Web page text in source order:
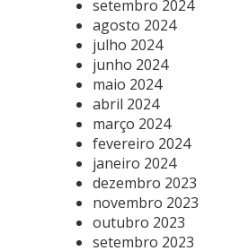
setembro 2024
agosto 2024
julho 2024
junho 2024
maio 2024
abril 2024
março 2024
fevereiro 2024
janeiro 2024
dezembro 2023
novembro 2023
outubro 2023
setembro 2023